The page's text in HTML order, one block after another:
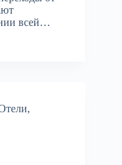
всей…
,